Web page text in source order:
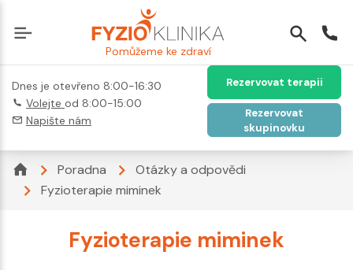
Pomůžeme ke zdraví
Dnes je otevřeno 8:00-16:30
Volejte od 8:00-15:00
Napište nám
Rezervovat terapii
Rezervovat
skupinovku
Poradna
Otázky a odpovědi
Fyzioterapie miminek
Fyzioterapie miminek